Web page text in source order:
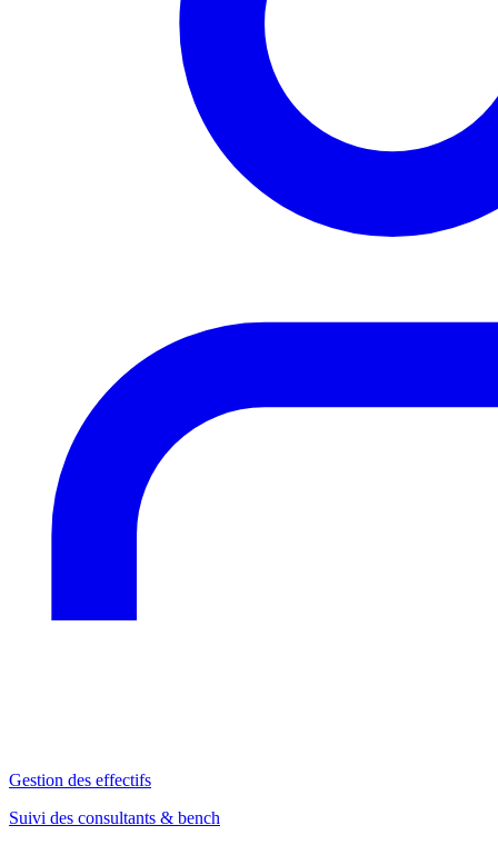
Gestion des effectifs
Suivi des consultants & bench